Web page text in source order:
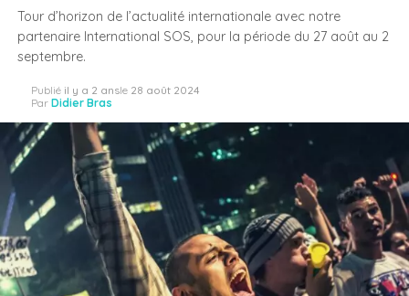
Tour d’horizon de l’actualité internationale avec notre
partenaire International SOS, pour la période du 27 août au 2
septembre.
Publié il y a 2 ansle 28 août 2024
Par Didier Bras